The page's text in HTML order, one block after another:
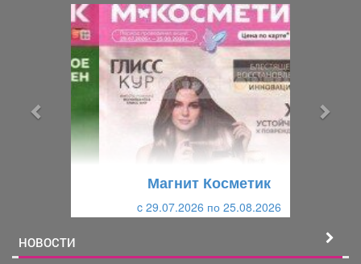
Магнит Косметик
c 29.07.2026 по 25.08.2026
НОВОСТИ